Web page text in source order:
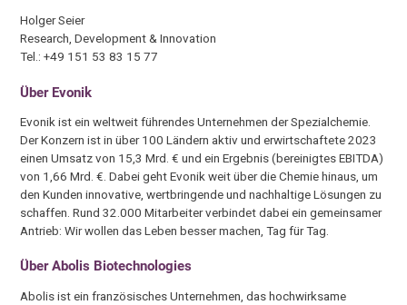
Holger Seier
Research, Development & Innovation
Tel.: +49 151 53 83 15 77
Über Evonik
Evonik ist ein weltweit führendes Unternehmen der Spezialchemie.
Der Konzern ist in über 100 Ländern aktiv und erwirtschaftete 2023
einen Umsatz von 15,3 Mrd. € und ein Ergebnis (bereinigtes EBITDA)
von 1,66 Mrd. €. Dabei geht Evonik weit über die Chemie hinaus, um
den Kunden innovative, wertbringende und nachhaltige Lösungen zu
schaffen. Rund 32.000 Mitarbeiter verbindet dabei ein gemeinsamer
Antrieb: Wir wollen das Leben besser machen, Tag für Tag.
Über Abolis Biotechnologies
Abolis ist ein französisches Unternehmen, das hochwirksame